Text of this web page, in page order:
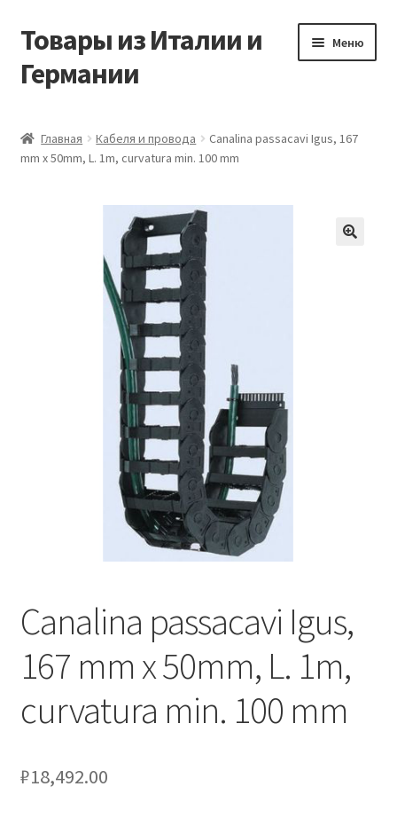
Перейти
навигации
Перейти
содержимому
Товары из Италии и
Германии
Меню
Виды доставки
Заказать товары из Европы
Оставить отзыв
Оформление заказа
Подтверждение заказа
Главная Кабеля и провода
Canalina passacavi Igus, 167
mm x 50mm, L. 1m, curvatura min. 100 mm
Canalina passacavi Igus,
167 mm x 50mm, L. 1m,
curvatura min. 100 mm
₽18,492.00